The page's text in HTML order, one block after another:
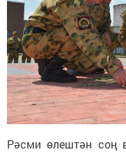
Рәсми өлештән соң